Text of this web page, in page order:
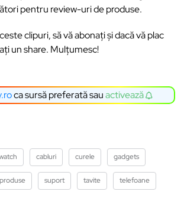
pentru review-uri de produse.
clipuri, să vă abonați și dacă vă plac
un share. Mulțumesc!
ca sursă preferată sauactivează
cabluri curele gadgets
produse suport tavite telefoane